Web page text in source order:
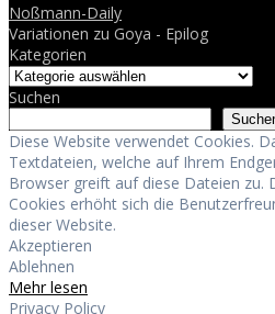
Noßmann-Daily
Variationen zu Goya - Epilog
Kategorien
Suchen
Diese Website verwendet Cookies.
Textdateien, welche auf Ihrem
Browser greift auf diese Dateien zu.
Cookies erhöht sich die
dieser Website.
Akzeptieren
Ablehnen
Mehr lesen
Privacy Policy